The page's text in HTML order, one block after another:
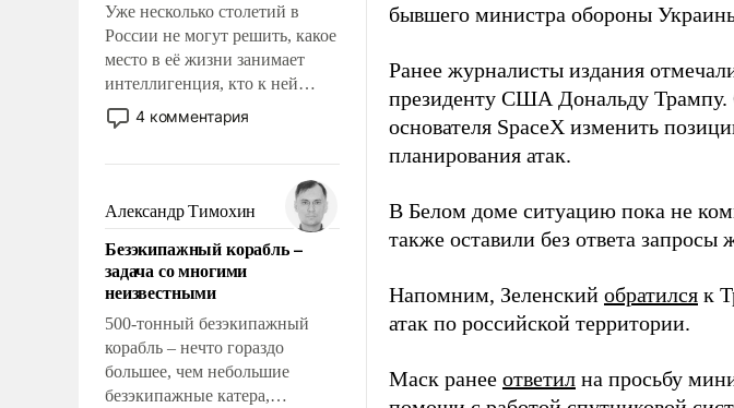
Уже несколько столетий в
России не могут решить, какое
место в её жизни занимает
интеллигенция, кто к ней
принадлежит, а кого из неё
исключили с правом
чем она отличается от просто
образованных людей. Иногда
казалось, что эти вопросы
решены раз и навсегда, но –
нет, не решены.
4 комментария
Александр Тимохин
Безэкипажный корабль –
задача со многими
неизвестными
500-тонный безэкипажный
корабль – нечто гораздо
большее, чем небольшие
безэкипажные катера,
бывшего министра обороны
Ранее журналисты издания
президенту США Дональду Трампу.
основателя SpaceX изменить
планирования атак.
В Белом доме ситуацию пока не
также оставили без ответа запросы
Напомним, Зеленский обратился к
атак по российской территории.
Маск ранее ответил на просьбу